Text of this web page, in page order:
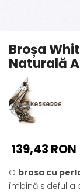
Pandantive cu
Brose cu Perle
Broșa
Naturală
139,43 RON
O brosa cu
îmbină sideful